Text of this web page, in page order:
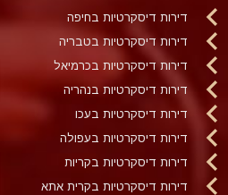
דירות דיסקרטיות בחיפה
דירות דיסקרטיות בטבריה
דירות דיסקרטיות בכרמיאל
דירות דיסקרטיות בנהריה
דירות דיסקרטיות בעכו
דירות דיסקרטיות בעפולה
דירות דיסקרטיות בקריות
דירות דיסקרטיות בקרית אתא